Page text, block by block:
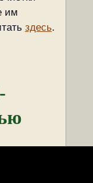
им
здесь.